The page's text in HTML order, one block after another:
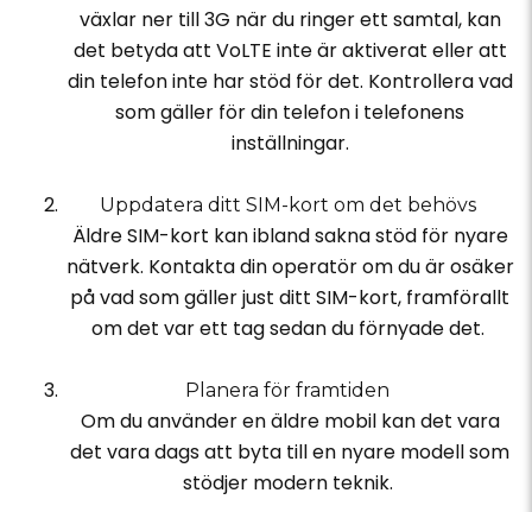
växlar ner till 3G när du ringer ett samtal, kan
det betyda att VoLTE inte är aktiverat eller att
din telefon inte har stöd för det. Kontrollera vad
som gäller för din telefon i telefonens
inställningar.
Uppdatera ditt SIM-kort om det behövs
Äldre SIM-kort kan ibland sakna stöd för nyare
nätverk. Kontakta din operatör om du är osäker
på vad som gäller just ditt SIM-kort, framförallt
om det var ett tag sedan du förnyade det.
Planera för framtiden
Om du använder en äldre mobil kan det vara
det vara dags att byta till en nyare modell som
stödjer modern teknik.